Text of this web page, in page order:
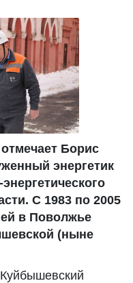
Борис
энергетик
С 1983 по 2005
в Поволжье
(ныне